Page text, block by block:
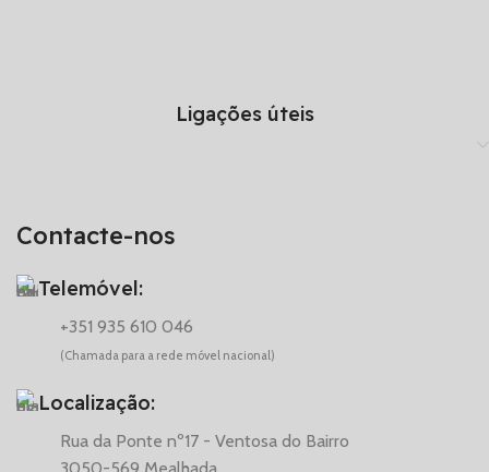
Contacte-nos
Telemóvel:
+351 935 610 046
(Chamada para a rede móvel nacional)
Localização:
Rua da Ponte nº17 - Ventosa do Bairro
Ligações úteis